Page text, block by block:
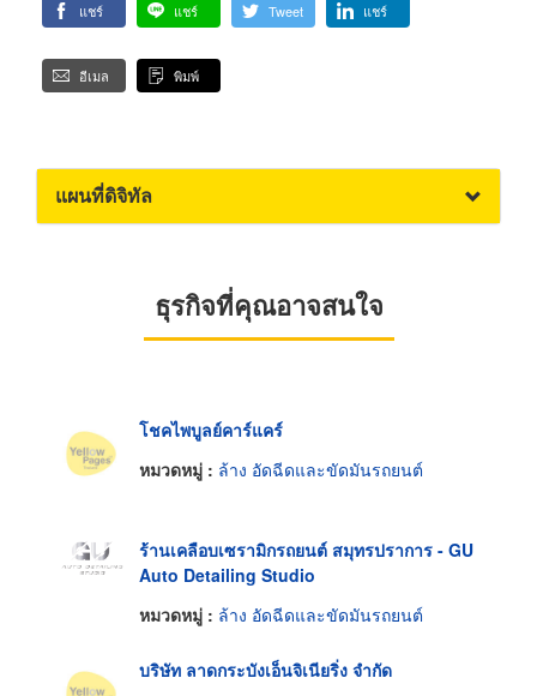
แชร์ แชร์ Tweet แชร์
อีเมล พิมพ์
แผนที่ดิจิทัล
ธุรกิจที่คุณอาจสนใจ
โชคไพบูลย์คาร์แคร์
หมวดหมู่ : ล้าง อัดฉีดและขัดมันรถยนต์
ร้านเคลือบเซรามิกรถยนต์ สมุทรปราการ - GU
Auto Detailing Studio
หมวดหมู่ : ล้าง อัดฉีดและขัดมันรถยนต์
บริษัท ลาดกระบังเอ็นจิเนียริ่ง จำกัด